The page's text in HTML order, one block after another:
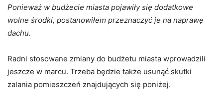
Ponieważ w budżecie miasta pojawiły się dodatkowe
wolne środki, postanowiłem przeznaczyć je na naprawę
dachu.
Radni stosowane zmiany do budżetu miasta wprowadzili
jeszcze w marcu. Trzeba będzie także usunąć skutki
zalania pomieszczeń znajdujących się poniżej.